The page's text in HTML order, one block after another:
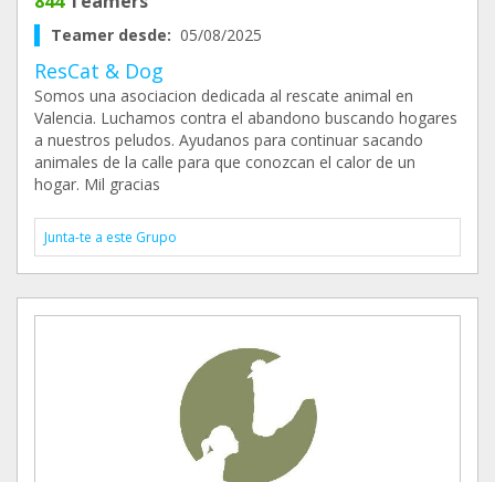
Teamer desde: 05/08/2025
ResCat & Dog
Somos una asociacion dedicada al rescate animal en
Valencia. Luchamos contra el abandono buscando hogares
a nuestros peludos. Ayudanos para continuar sacando
animales de la calle para que conozcan el calor de un
hogar. Mil gracias
Junta-te a este Grupo